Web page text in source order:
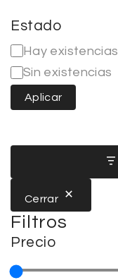
Estado
Hay existencias
Sin existencias
Aplicar
Cerrar
Filtros
Precio